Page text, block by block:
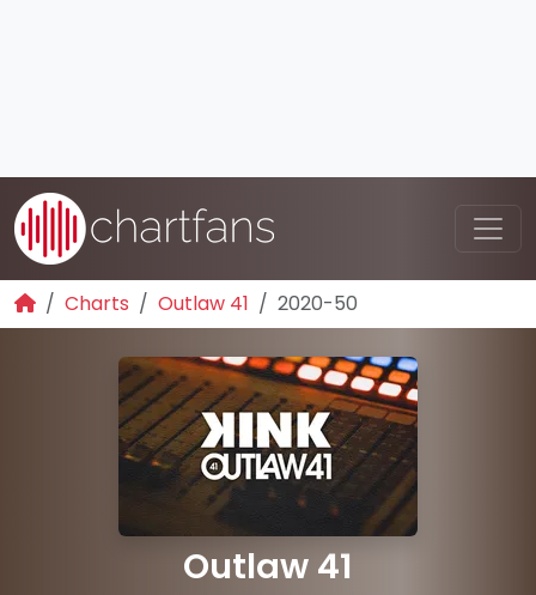
Charts Outlaw 41 2020-50
Outlaw 41